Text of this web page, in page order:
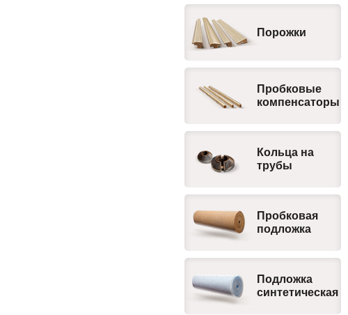
Порожки
Пробковые
компенсаторы
Кольца на
трубы
Пробковая
подложка
Подложка
синтетическая